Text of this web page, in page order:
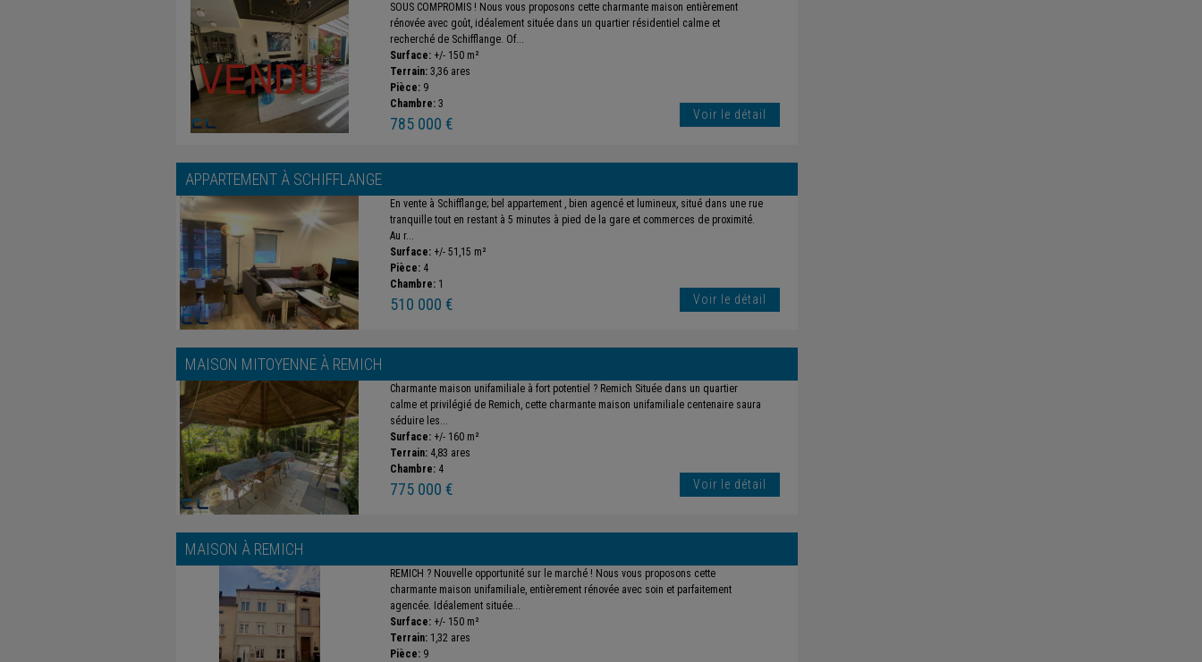
SOUS COMPROMIS ! Nous vous proposons cette charmante maison entièrement
rénovée avec goût, idéalement située dans un quartier résidentiel calme et
recherché de Schifflange. Of...
Surface: +/- 150 m²
Terrain: 3,36 ares
Pièce: 9
Chambre: 3
785 000 € Voir le détail
APPARTEMENT À SCHIFFLANGE
En vente à Schifflange; bel appartement , bien agencé et lumineux, situé dans une rue
tranquille tout en restant à 5 minutes à pied de la gare et commerces de proximité.
Au r...
Surface: +/- 51,15 m²
Pièce: 4
Chambre: 1
510 000 € Voir le détail
MAISON MITOYENNE À REMICH
Charmante maison unifamiliale à fort potentiel ? Remich Située dans un quartier
calme et privilégié de Remich, cette charmante maison unifamiliale centenaire saura
séduire les...
Surface: +/- 160 m²
Terrain: 4,83 ares
Chambre: 4
775 000 € Voir le détail
MAISON À REMICH
REMICH ? Nouvelle opportunité sur le marché ! Nous vous proposons cette
charmante maison unifamiliale, entièrement rénovée avec soin et parfaitement
agencée. Idéalement située...
Surface: +/- 150 m²
Terrain: 1,32 ares
Pièce: 9